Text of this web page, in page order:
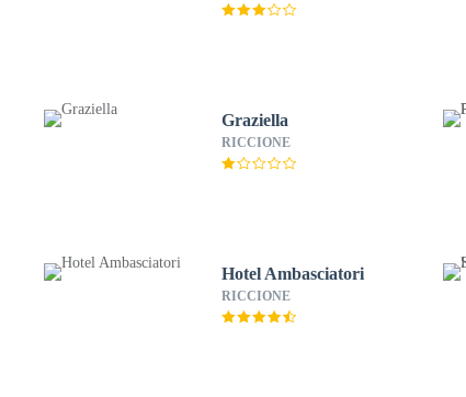
Graziella
RICCIONE
Hotel Ambasciatori
RICCIONE